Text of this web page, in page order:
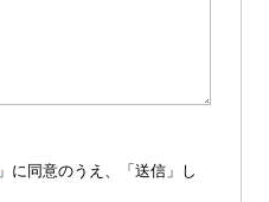
」に同意のうえ、「送信」し